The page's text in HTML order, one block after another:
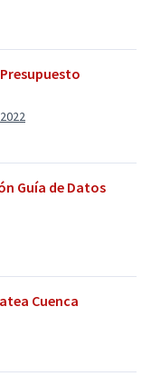
Guía de Datos
Cuenca